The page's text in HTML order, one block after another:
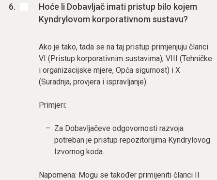
Hoće li Dobavljač imati pristup bilo kojem
Kyndrylovom korporativnom sustavu?
Ako je tako, tada se na taj pristup primjenjuju članci
VI (Pristup korporativnim sustavima), VIII (Tehničke
i organizacijske mjere, Opća sigurnost) i X
(Suradnja, provjera i ispravljanje).
Primjeri:
Za Dobavljačeve odgovornosti razvoja
potreban je pristup repozitorijima Kyndrylovog
Izvornog koda.
Napomena: Mogu se također primijeniti članci II